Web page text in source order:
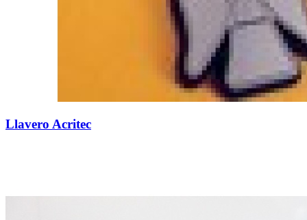
Llavero Acritec